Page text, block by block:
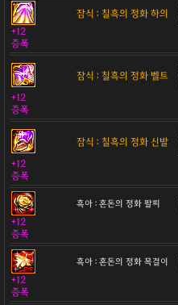
잠식 : 칠흑의 정화 하의
+12
증폭
잠식 : 칠흑의 정화 벨트
+12
증폭
잠식 : 칠흑의 정화 신발
+12
증폭
흑아 : 혼돈의 정화 팔찌
+12
증폭
흑아 : 혼돈의 정화 목걸이
+12
증폭